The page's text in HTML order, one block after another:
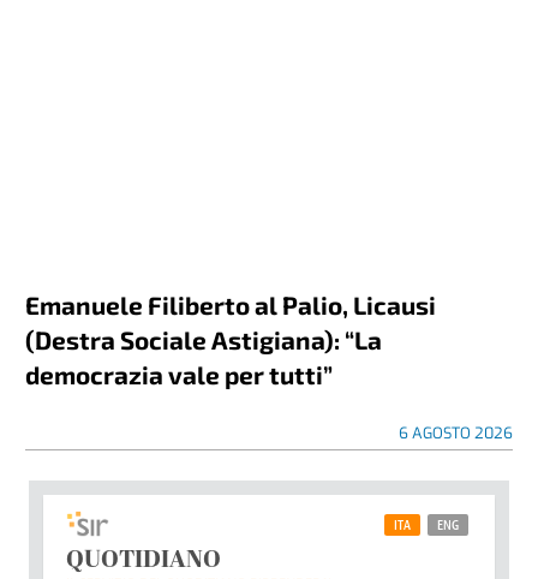
Emanuele Filiberto al Palio, Licausi
(Destra Sociale Astigiana): “La
democrazia vale per tutti”
6 AGOSTO 2026